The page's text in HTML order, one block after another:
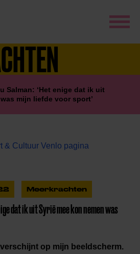
Salman: ‘Het enige dat ik uit
mijn liefde voor sport’
& Cultuur Venlo pagina
Meerkrachten
dat ik uit Syrië mee kon nemen was
op mijn beeldscherm.